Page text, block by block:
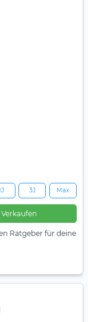
3J Max
Verkaufen
Ratgeber für deine